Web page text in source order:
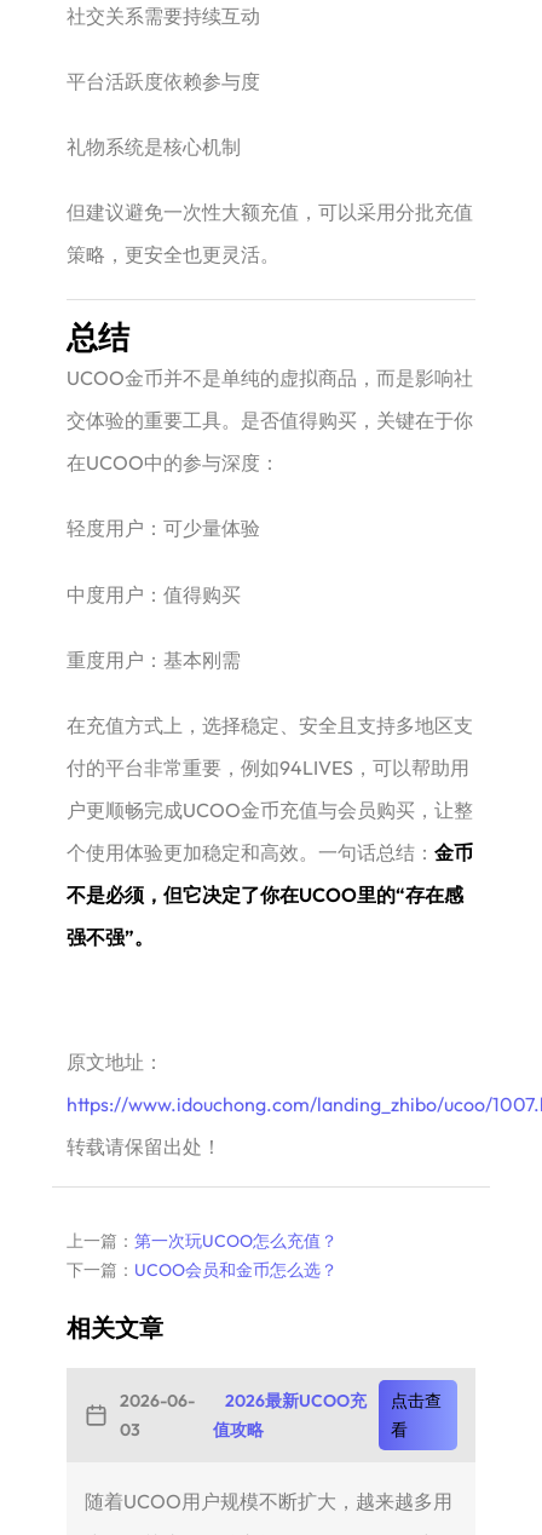
社交关系需要持续互动
平台活跃度依赖参与度
礼物系统是核心机制
但建议避免一次性大额充值，可以采用分批充值
策略，更安全也更灵活。
总结
UCOO金币并不是单纯的虚拟商品，而是影响社
交体验的重要工具。是否值得购买，关键在于你
在UCOO中的参与深度：
轻度用户：可少量体验
中度用户：值得购买
重度用户：基本刚需
在充值方式上，选择稳定、安全且支持多地区支
付的平台非常重要，例如94LIVES，可以帮助用
户更顺畅完成UCOO金币充值与会员购买，让整
个使用体验更加稳定和高效。一句话总结： 金币
不是必须，但它决定了你在UCOO里的“存在感
强不强”。
原文地址：
https://www.idouchong.com/landing_zhibo/ucoo/
转载请保留出处！
上一篇： 第一次玩UCOO怎么充值？
下一篇： UCOO会员和金币怎么选？
相关文章
2026-06-
03
2026最新UCOO充
值攻略
点击查
看
随着UCOO用户规模不断扩大，越来越多用